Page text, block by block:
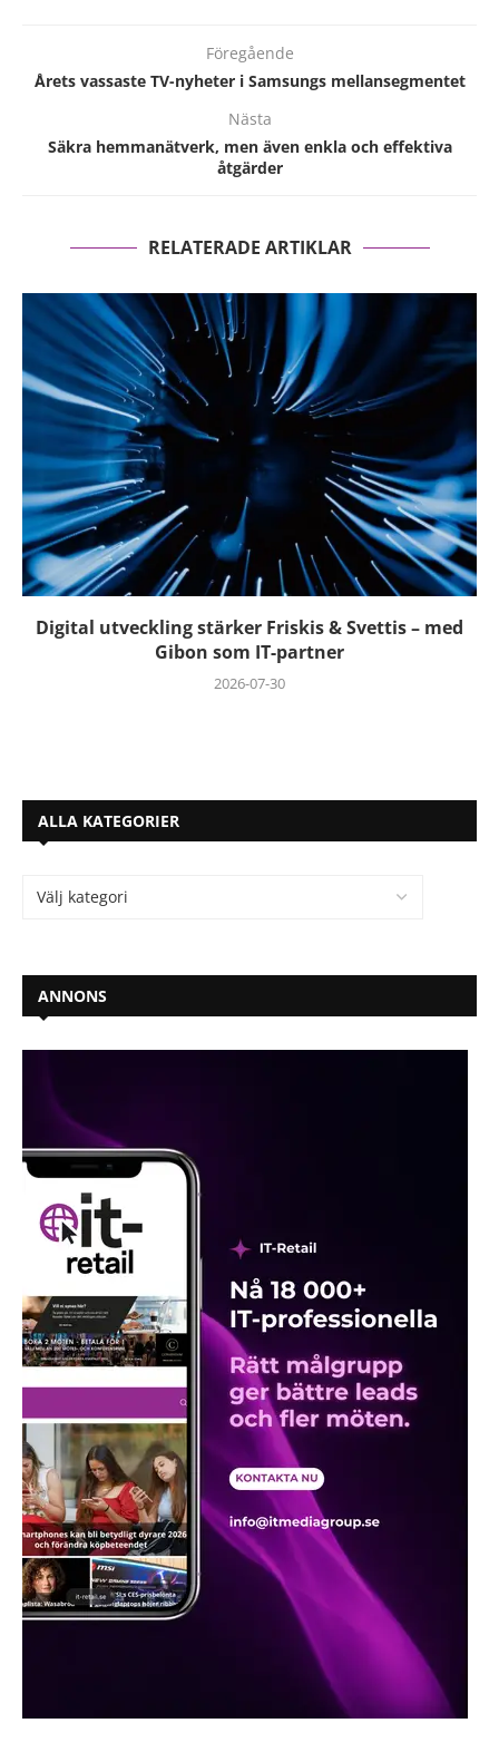
Föregående
Årets vassaste TV-nyheter i Samsungs mellansegmentet
Nästa
Säkra hemmanätverk, men även enkla och effektiva
åtgärder
RELATERADE ARTIKLAR
Digital utveckling stärker Friskis & Svettis – med
Gibon som IT-partner
2026-07-30
ALLA KATEGORIER
ANNONS